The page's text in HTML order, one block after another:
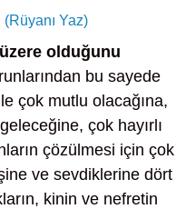
Yaz)
olduğunu
bu sayede
çok mutlu olacağına,
çok hayırlı
çözülmesi için çok
ve sevdiklerine dört
kinin ve nefretin